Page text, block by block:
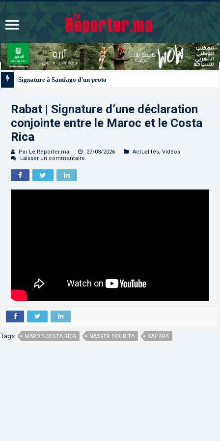
Rabat | Signature d’une déclaration
conjointe entre le Maroc et le Costa
Rica
Par Le Reporter.ma 27/03/2026 Actualités,Vidéos
Laisser un commentaire
Tags MAROC-COSTA RICA NASSER BOURITA SAHARA